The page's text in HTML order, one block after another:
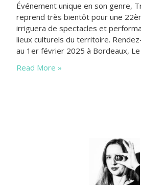
Événement unique en son genre,
reprend très bientôt pour une
irriguera de spectacles et
lieux culturels du territoire.
au 1er février 2025 à Bordeaux,
Read More »